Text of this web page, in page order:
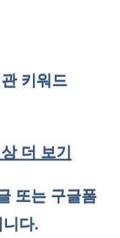
키워드
더 보기
또는 구글폼
다.